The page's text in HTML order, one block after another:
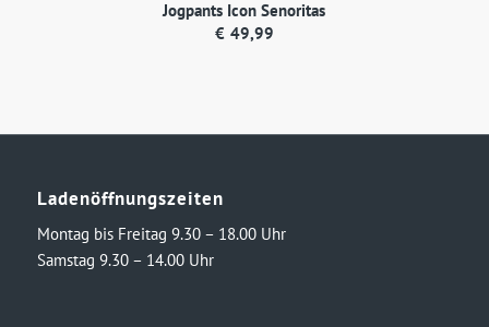
Jogpants Icon Senoritas
€ 49,99
Ladenöffnungszeiten
Montag bis Freitag 9.30 – 18.00 Uhr
Samstag 9.30 – 14.00 Uhr